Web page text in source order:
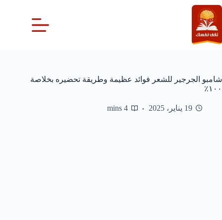
التجاوز
إلى
المحتوى
شامبو الجرجير للشعر فوائد عظيمة وطريقة تحضيره بخلاصة
١٠٠٪
19 يناير، 2025 4 mins